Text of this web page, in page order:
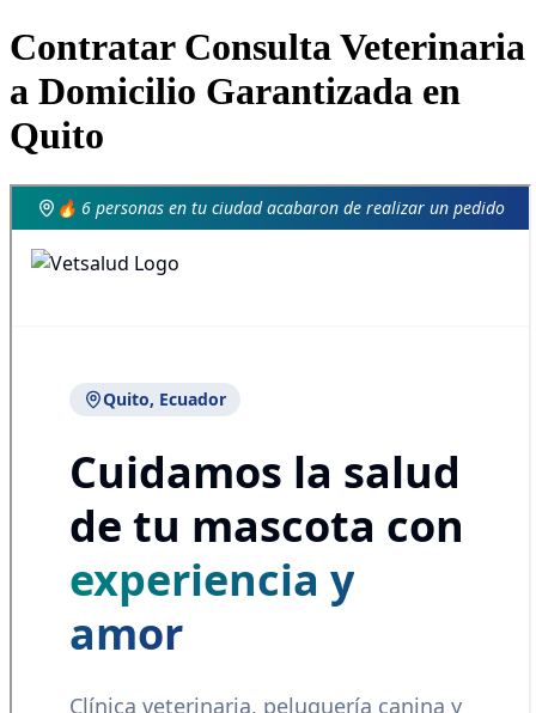
Contratar Consulta Veterinaria
a Domicilio Garantizada en
Quito